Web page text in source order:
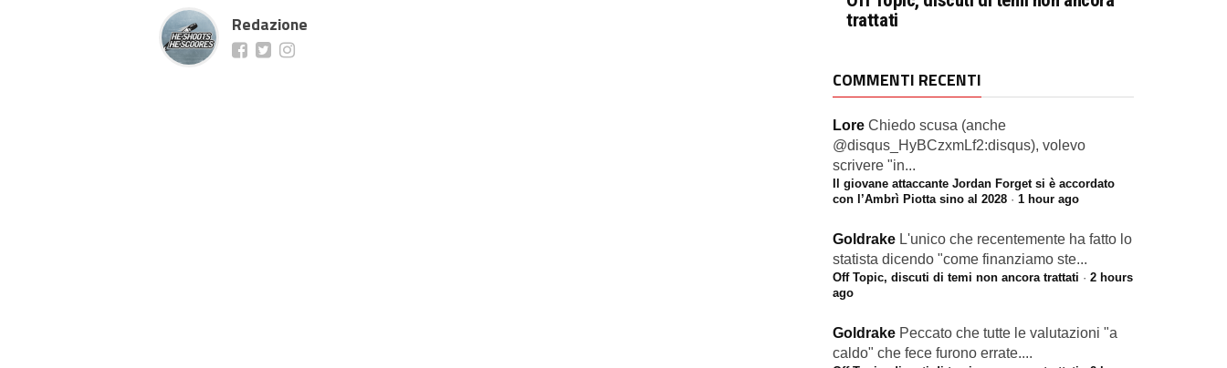
Redazione
trattati
COMMENTI RECENTI
Lore Chiedo scusa (anche
@disqus_HyBCzxmLf2:disqus), volevo
scrivere "in...
Il giovane attaccante Jordan Forget si è accordato
con l’Ambrì Piotta sino al 2028 · 1 hour ago
Goldrake L'unico che recentemente ha fatto lo
statista dicendo "come finanziamo ste...
Off Topic, discuti di temi non ancora trattati · 2 hours
ago
Goldrake Peccato che tutte le valutazioni "a
caldo" che fece furono errate....